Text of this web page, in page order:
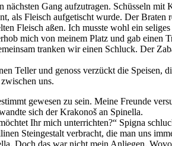
Gang aufzutragen. Schüsseln
als Fleisch aufgetischt wurde. Der
Fleisch aßen. Ich musste wohl ein
mich von meinem Platz und gab einen
tranken wir einen Schluck. Der
und genoss verzückt die Speisen,
uns.
gewesen zu sein. Meine Freunde
sich der Krakonoš an Spinella.
Ihr mich unterrichten?“ Spigna
Steingestalt verbracht, die man uns
Doch das war nicht mein Anliegen.